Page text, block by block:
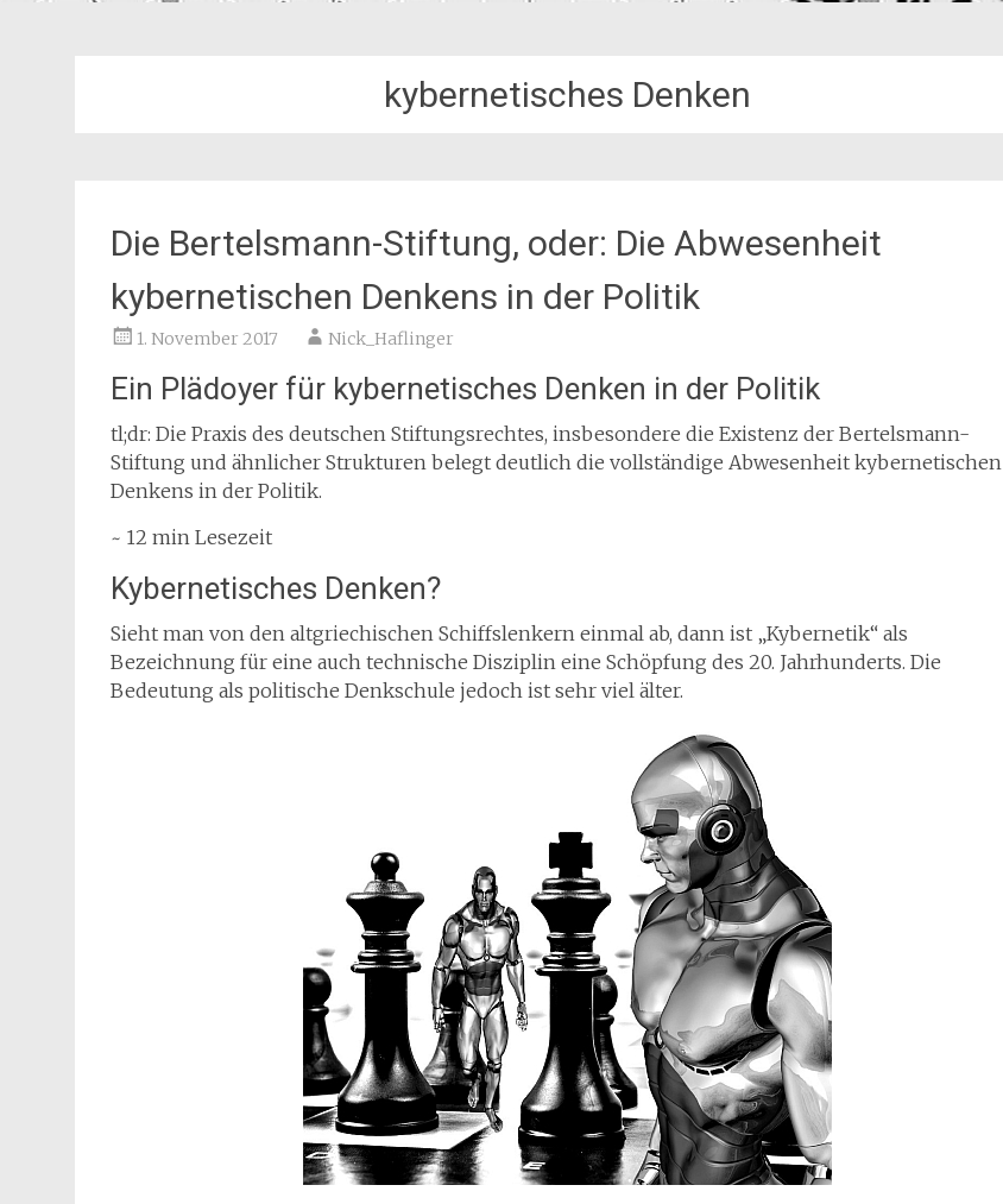
kybernetisches Denken
Die Bertelsmann-Stiftung, oder: Die Abwesenheit
kybernetischen Denkens in der Politik
1. November 2017 Nick_Haflinger
Ein Plädoyer für kybernetisches Denken in der Politik
tl;dr: Die Praxis des deutschen Stiftungsrechtes, insbesondere die Existenz der Bertelsmann-
Stiftung und ähnlicher Strukturen belegt deutlich die vollständige Abwesenheit kybernetischen
Denkens in der Politik.
~ 12 min Lesezeit
Kybernetisches Denken?
Sieht man von den altgriechischen Schiffslenkern einmal ab, dann ist „Kybernetik“ als
Bezeichnung für eine auch technische Disziplin eine Schöpfung des 20. Jahrhunderts. Die
Bedeutung als politische Denkschule jedoch ist sehr viel älter.